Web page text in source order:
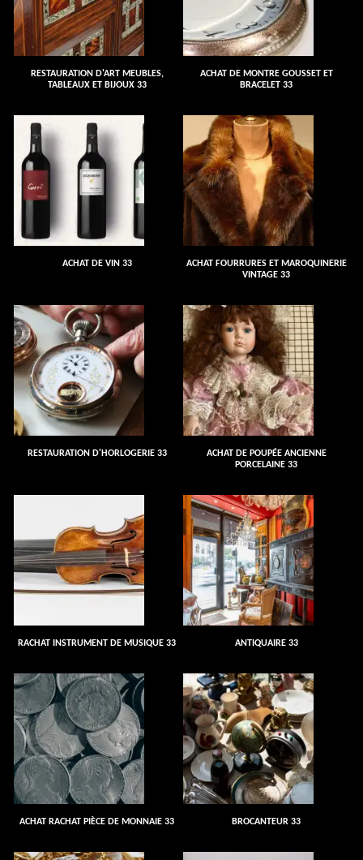
RESTAURATION D'ART MEUBLES,
TABLEAUX ET BIJOUX 33
ACHAT DE MONTRE GOUSSET ET
BRACELET 33
ACHAT DE VIN 33
ACHAT FOURRURES ET MAROQUINERIE
VINTAGE 33
RESTAURATION D'HORLOGERIE 33
ACHAT DE POUPÉE ANCIENNE
PORCELAINE 33
RACHAT INSTRUMENT DE MUSIQUE 33 ANTIQUAIRE 33
ACHAT RACHAT PIÈCE DE MONNAIE 33 BROCANTEUR 33